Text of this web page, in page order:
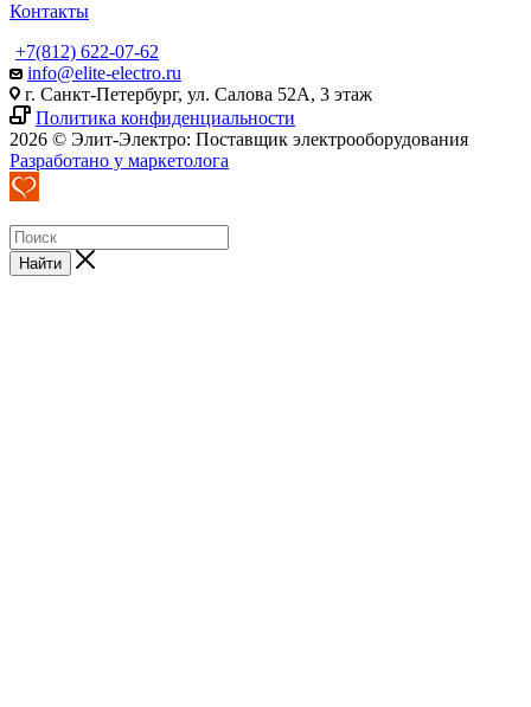
Контакты
+7(812) 622-07-62
info@elite-electro.ru
г. Санкт-Петербург, ул. Салова 52А, 3 этаж
Политика конфиденциальности
2026 © Элит-Электро: Поставщик электрооборудования
Разработано у маркетолога
Найти